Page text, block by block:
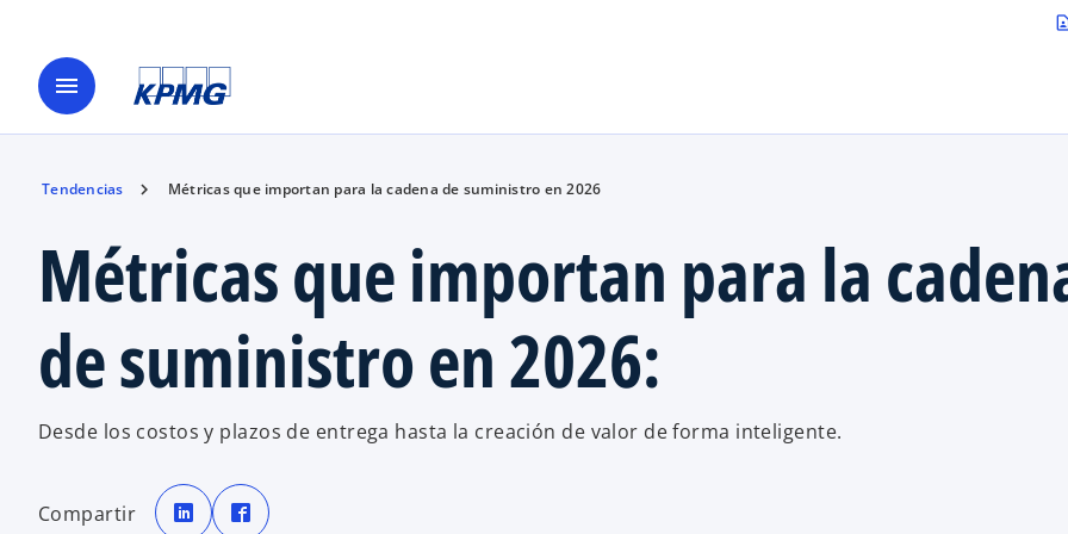
Saltar al contenido principal
menu
Tendencias Métricas que importan para la cadena de suministro en 2026
Métricas que importan para la
de suministro en 2026:
Desde los costos y plazos de entrega hasta la creación de valor de forma inteligente.
Compartir e
a
e
a